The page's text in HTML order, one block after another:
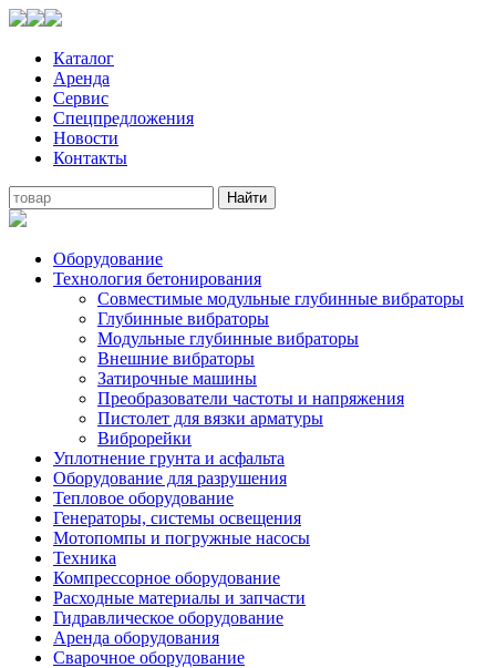
Каталог
Аренда
Сервис
Спецпредложения
Новости
Контакты
Оборудование
Технология бетонирования
Совместимые модульные глубинные вибраторы
Глубинные вибраторы
Модульные глубинные вибраторы
Внешние вибраторы
Затирочные машины
Преобразователи частоты и напряжения
Пистолет для вязки арматуры
Виброрейки
Уплотнение грунта и асфальта
Оборудование для разрушения
Тепловое оборудование
Генераторы, системы освещения
Мотопомпы и погружные насосы
Техника
Компрессорное оборудование
Расходные материалы и запчасти
Гидравлическое оборудование
Аренда оборудования
Сварочное оборудование